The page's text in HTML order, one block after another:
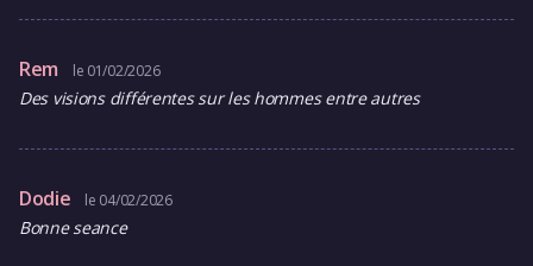
Rem le 01/02/2026
Des visions différentes sur les hommes entre autres
Dodie le 04/02/2026
Bonne seance